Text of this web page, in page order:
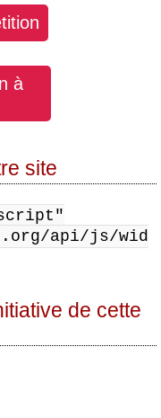
à
site
api/js/wid
de cette